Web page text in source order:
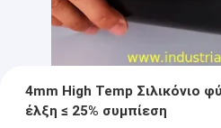
4mm High Temp Σιλικόνιο
έλξη ≤ 25% συμπίεση